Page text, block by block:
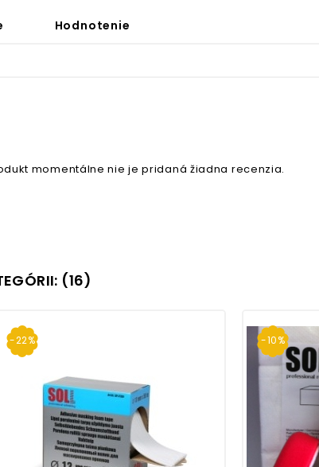
Hodnotenie
momentálne nie je pridaná žiadna recenzia.
(16)
-22% -10%